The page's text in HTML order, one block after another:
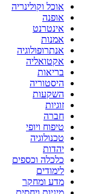
אוכל וקולינריה
אופנה
אינטרנט
אמנות
אנתרופולוגיה
אקטואליה
בריאות
היסטוריה
השקעות
זוגיות
חברה
טיפוח ויופי
טכנולוגיה
יהדות
כלכלה וכספים
לימודים
מדע ומחקר